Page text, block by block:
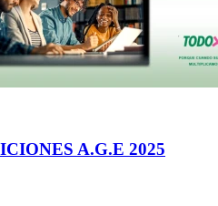
A.G.E 2025